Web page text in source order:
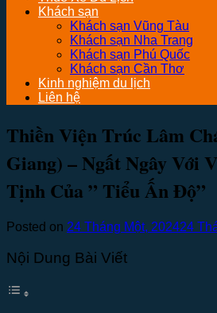
Khách sạn
Khách sạn Vũng Tàu
Khách sạn Nha Trang
Khách sạn Phú Quốc
Khách sạn Cần Thơ
Kinh nghiệm du lịch
Liên hệ
Thiền Viện Trúc Lâm
Giang) – Ngất Ngây Với
Tịnh Của ” Tiểu Ấn Độ”
Posted on 24 Tháng Một, 202424
Nội Dung Bài Viết